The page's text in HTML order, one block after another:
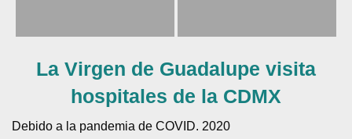
La Virgen de Guadalupe visita
hospitales de la CDMX
Debido a la pandemia de COVID. 2020